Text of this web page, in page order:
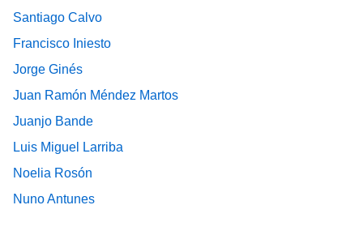
Santiago Calvo
Francisco Iniesto
Jorge Ginés
Juan Ramón Méndez Martos
Juanjo Bande
Luis Miguel Larriba
Noelia Rosón
Nuno Antunes